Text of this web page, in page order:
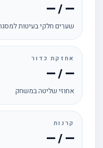
— / —
שערים חלקי בעיטות למסגרת
אחזקת כדור
— / —
אחוזי שליטה במשחק
קרנות
— / —